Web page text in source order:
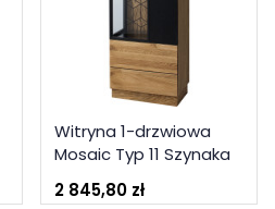
Witryna 1-drzwiowa
Mosaic Typ 11 Szynaka
2 845,80 zł